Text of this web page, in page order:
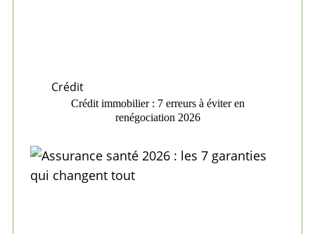
Crédit
Crédit immobilier : 7 erreurs à éviter en
renégociation 2026